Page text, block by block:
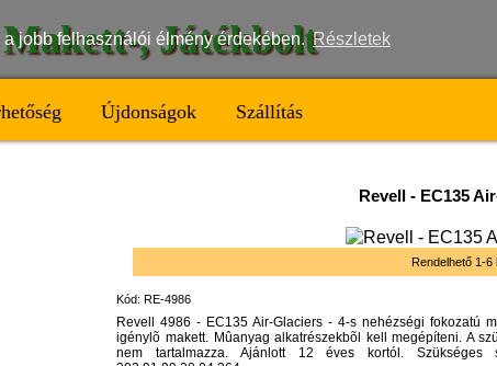
jobb felhasználói élmény érdekében. Részletek
Makett-, Játékbolt
Újdonságok Szállítás
Revell - EC135
Rendelhető 1-6
Kód: RE-4986
Revell 4986 - EC135 Air-Glaciers - 4-s nehézségi fokozatú
igénylõ makett. Mûanyag alkatrészekbõl kell megépíteni. A
nem tartalmazza. Ajánlott 12 éves kortól. Szükséges